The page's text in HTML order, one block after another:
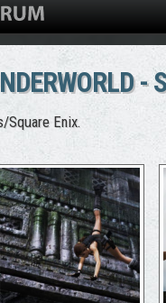
-
Square Enix.